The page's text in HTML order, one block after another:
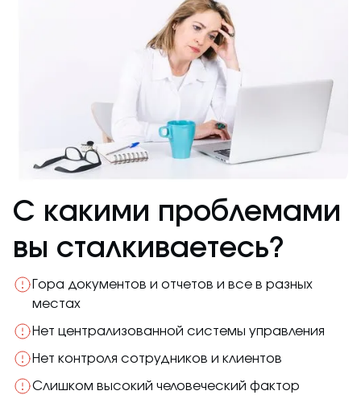
С какими проблемами
вы сталкиваетесь?
Гора документов и отчетов и все в разных
местах
Нет централизованной системы управления
Нет контроля сотрудников и клиентов
Слишком высокий человеческий фактор